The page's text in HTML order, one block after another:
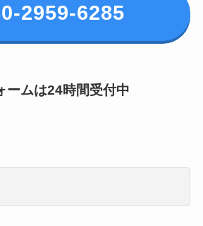
2959-6285
ームは24時間受付中